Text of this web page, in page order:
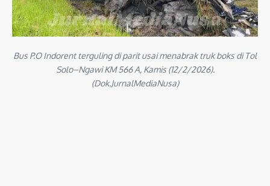
Bus P.O Indorent terguling di parit usai menabrak truk boks di Tol
Solo–Ngawi KM 566 A, Kamis (12/2/2026).
(Dok.JurnalMediaNusa)